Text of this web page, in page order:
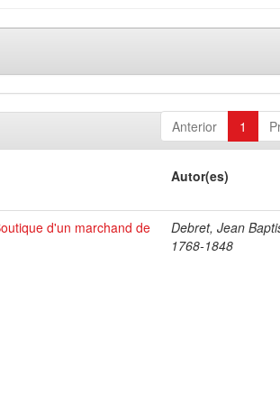
Anterior 1
Autor(es)
d'un marchand de
Debret, Jean
1768-1848